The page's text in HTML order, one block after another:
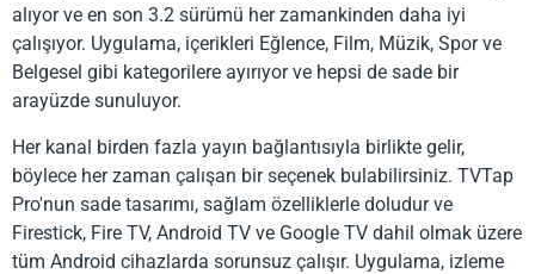
alıyor ve en son 3.2 sürümü her zamankinden daha iyi
çalışıyor. Uygulama, içerikleri Eğlence, Film, Müzik, Spor ve
Belgesel gibi kategorilere ayırıyor ve hepsi de sade bir
arayüzde sunuluyor.
Her kanal birden fazla yayın bağlantısıyla birlikte gelir,
böylece her zaman çalışan bir seçenek bulabilirsiniz. TVTap
Pro'nun sade tasarımı, sağlam özelliklerle doludur ve
Firestick, Fire TV, Android TV ve Google TV dahil olmak üzere
tüm Android cihazlarda sorunsuz çalışır. Uygulama, izleme